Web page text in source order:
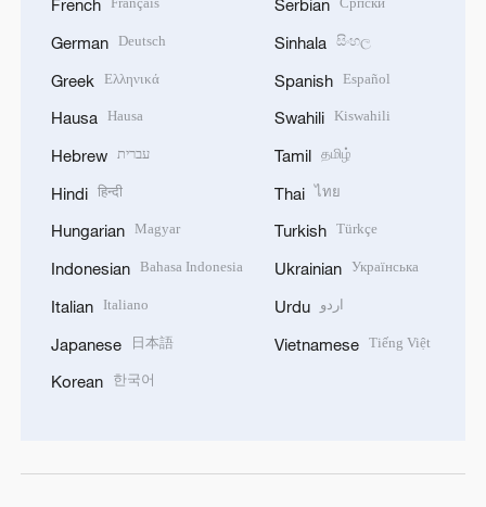
French
German Deutsch
Greek Ελληνικά
Hausa Hausa
Hebrew עברית
Hindi हिन्दी
Hungarian Magyar
Indonesian Bahasa Indonesia
Italian Italiano
Japanese 日本語
Korean 한국어
Serbian
Sinhala සිංහල
Spanish Español
Swahili Kiswahili
Tamil தமிழ்
Thai ไทย
Turkish Türkçe
Ukrainian Українська
Urdu اردو
Vietnamese Tiếng Việt